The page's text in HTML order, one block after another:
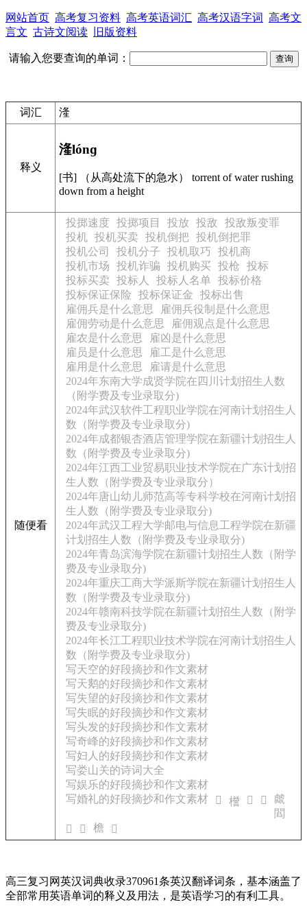
网站首页 高考复习资料 高考英语词汇 高考汉语字词 高考文
言文 古诗文阅读 旧版资料
请输入您要查询的单词：
词汇 湰
释义
湰lónɡ
[书] （从高处流下的急水） torrent of water rushing
down from a height
随便看
投掷速度 投掷项目 投放 投敌
投敌叛变罪
投机 投机买卖 投机倒把 投机倒把罪
投机公司
投机分子 投机取巧
投机商
投机市场
投机诈骗 投机购买 投枪
投标
投标买卖
投标人 投标人名单
投标价格
投标保证保险
投标保证金
投标出售
雇佣兵是什么意思
雇佣兵役制是什么意思
雇佣劳动是什么意思
雇佣观点是什么意思
雇农是什么意思
雇凶是什么意思
雇员是什么意思
雇工是什么意思
雇用是什么意思
雇请是什么意思
2024年东南大学成贤学院在四川计划招生人数
（附学费及专业录取分)
2024年武汉软件工程职业学院在河南计划招生人
数（附学费及专业录取分)
2024年成都银杏酒店管理学院在新疆计划招生人
数（附学费及专业录取分)
2024年江西工业贸易职业技术学院在广东计划招
生人数（附学费及专业录取分）
2024年唐山幼儿师范高等专科学校在河南计划招
生人数（附学费及专业录取分)
2024年武汉工程大学邮电与信息工程学院在新疆
计划招生人数（附学费及专业录取分)
2024年青岛滨海学院在新疆计划招生人数（附学
费及专业录取分)
2024年重庆工商大学派斯学院在新疆计划招生人
数（附学费及专业录取分)
2024年赣南科技学院在新疆计划招生人数（附学
费及专业录取分)
2024年长江工程职业技术学院在河南计划招生人
数（附学费及专业录取分)
写天空的好段摘抄和作文素材
写天鹅的好段摘抄和作文素材
写失望的好段摘抄和作文素材
写失眠的好段摘抄和作文素材
写头发的好段摘抄和作文素材
写奇峰的好段摘抄和作文素材
写妇人的好段摘抄和作文素材
写娄山关的诗词大全
写娱乐的好段摘抄和作文素材
写婚礼的好段摘抄和作文素材
𦫤 𣚞 𥕼 𪉟
虤
閻
𩒹
𤢋 檐 𧇱
高三复习网英汉词典收录370961条英汉翻译词条，基本涵盖了
全部常用英语单词的释义及用法，是英语学习的有利工具。